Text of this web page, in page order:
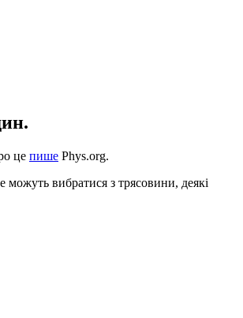
це пише Phys.org.
вибратися з трясовини, деякі